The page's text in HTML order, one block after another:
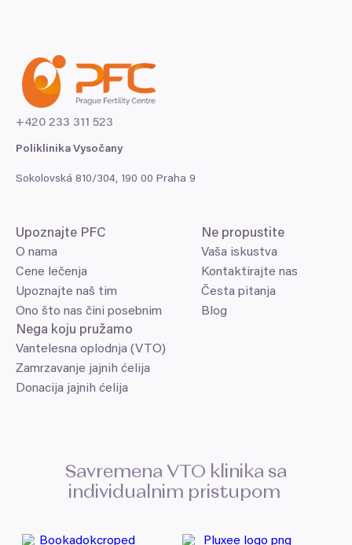
+420 233 311 523
Poliklinika Vysočany
Sokolovská 810/304, 190 00 Praha 9
Upoznajte PFC
O nama
Ono što nas čini posebnim
Upoznajte naš tim
Cene lečenja
Nega koju pružamo
Vantelesna oplodnja (VTO)
Donacija jajnih ćelija
Zamrzavanje jajnih ćelija
Ne propustite
Vaša iskustva
Blog
Česta pitanja
Kontaktirajte nas
Savremena VTO klinika sa
individualnim pristupom